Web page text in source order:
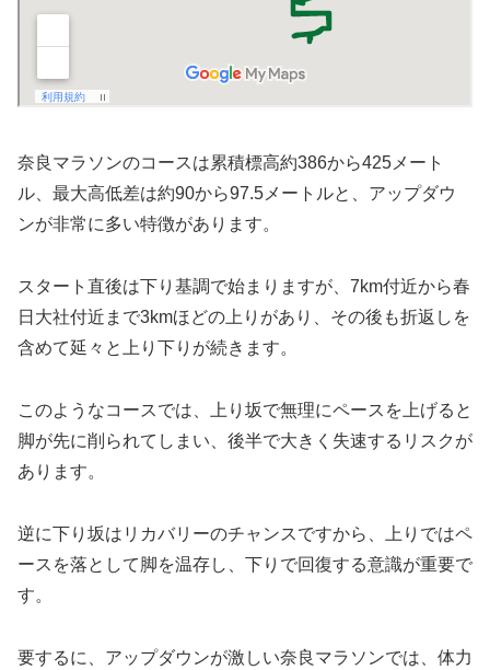
奈良マラソンのコースは累積標高約386から425メート
ル、最大高低差は約90から97.5メートルと、アップダウ
ンが非常に多い特徴があります。
スタート直後は下り基調で始まりますが、7km付近から春
日大社付近まで3kmほどの上りがあり、その後も折返しを
含めて延々と上り下りが続きます。
このようなコースでは、上り坂で無理にペースを上げると
脚が先に削られてしまい、後半で大きく失速するリスクが
あります。
逆に下り坂はリカバリーのチャンスですから、上りではペ
ースを落として脚を温存し、下りで回復する意識が重要で
す。
要するに、アップダウンが激しい奈良マラソンでは、体力